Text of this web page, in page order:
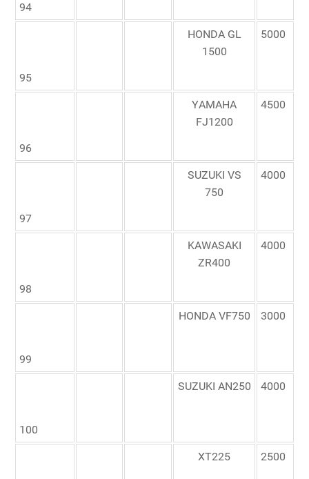
94
95
HONDA GL
1500
5000
96
YAMAHA
FJ1200
4500
97
SUZUKI VS
750
4000
98
KAWASAKI
ZR400
4000
99
HONDA VF750 3000
100
SUZUKI AN250 4000
XT225 2500